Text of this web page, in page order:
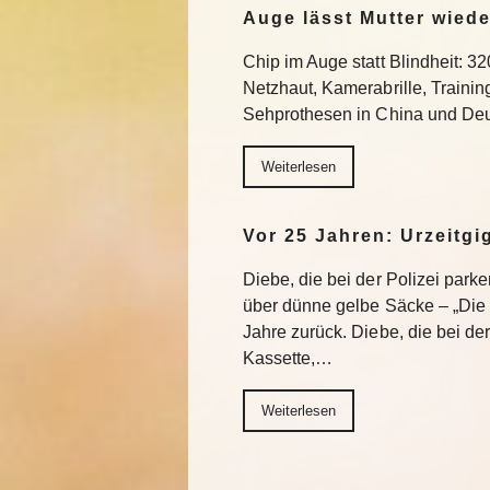
Auge lässt Mutter
Chip im Auge statt Blindheit:
Netzhaut, Kamerabrille,
Sehprothesen in China und
Weiterlesen
Vor 25 Jahren:
Diebe, die bei der Polizei
über dünne gelbe Säcke –
Jahre zurück. Diebe, die bei
Kassette,…
Weiterlesen